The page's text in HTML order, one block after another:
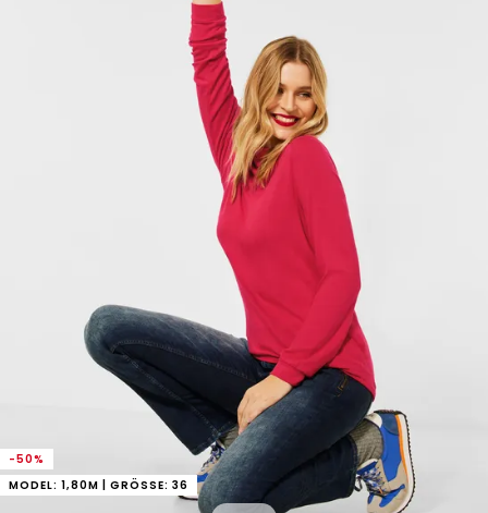
-50%
MODEL: 1,80M | GRÖSSE: 36